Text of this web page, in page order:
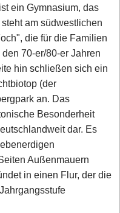
ein Gymnasium, das
am südwestlichen
die für die Familien
70-er/80-er Jahren
hin schließen sich ein
(der
an. Das
Besonderheit
dar. Es
Außenmauern
in einen Flur, der die